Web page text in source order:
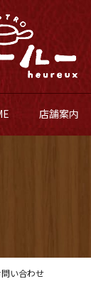
店舗案内
問い合わせ